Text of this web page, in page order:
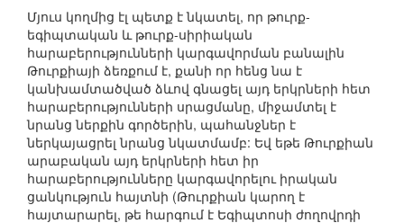
Մյուս կողմից էլ պետք է նկատել, որ թուրք-
եգիպտական և թուրք-սիրիական
հարաբերությունների կարգավորման բանալին
Թուրքիայի ձեռքում է, քանի որ հենց նա է
կանխամտածված ձևով գնացել այդ երկրների հետ
հարաբերությունների սրացմանը, միջամտել է
նրանց ներքին գործերին, պահանջներ է
ներկայացրել նրանց նկատմամբ: Եվ եթե Թուրքիան
արաբական այդ երկրների հետ իր
հարաբերությունները կարգավորելու իրական
ցանկություն հայտնի (Թուրքիան կարող է
հայտարարել, թե հարգում է Եգիպտոսի ժողովրդի